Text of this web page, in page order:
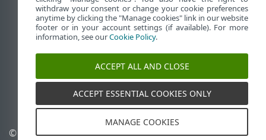
查看桌面站点
End of Life
ESET 知识库
ESET Status Portal
区域支持
© 1992-2026ESET, spol. s
管理 Cookie
withdraw your consent or change your cookie preferences
anytime by clicking the "Manage cookies" link in our website
footer or in your account settings (if available). For more
information, see ourCookie Policy.
ACCEPT ALL AND CLOSE
ACCEPT ESSENTIAL COOKIES ONLY
MANAGE COOKIES